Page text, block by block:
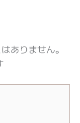
ありません。